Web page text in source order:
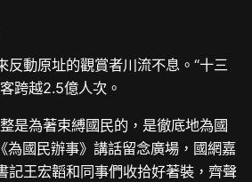
動原址的觀賞者川流不息。“十三
跨越2.5億人次。
為著束縛國民的，是徹底地為國
為國民辦事》講話留念廣場，國網嘉
記王宏韜和同事們收拾好著裝，齊聲